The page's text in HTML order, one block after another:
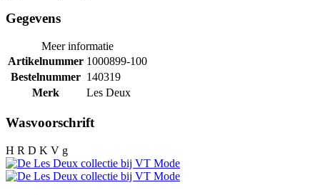
Gegevens
Meer informatie
Artikelnummer 1000899-100
Bestelnummer 140319
Merk
Les Deux
Wasvoorschrift
H R D K V g